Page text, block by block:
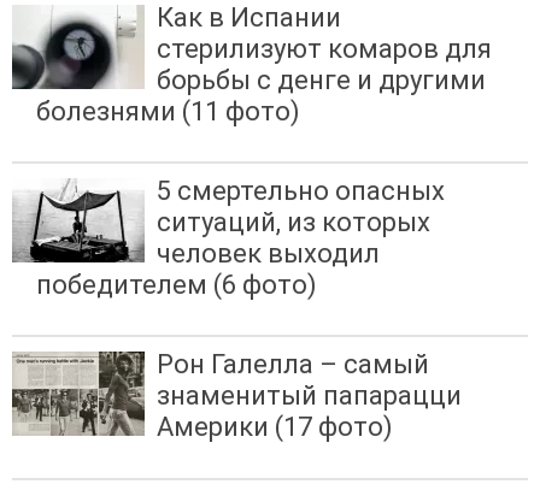
Как в Испании
стерилизуют комаров для
борьбы с денге и другими
болезнями (11 фото)
5 смертельно опасных
ситуаций, из которых
человек выходил
победителем (6 фото)
Рон Галелла – самый
знаменитый папарацци
Америки (17 фото)